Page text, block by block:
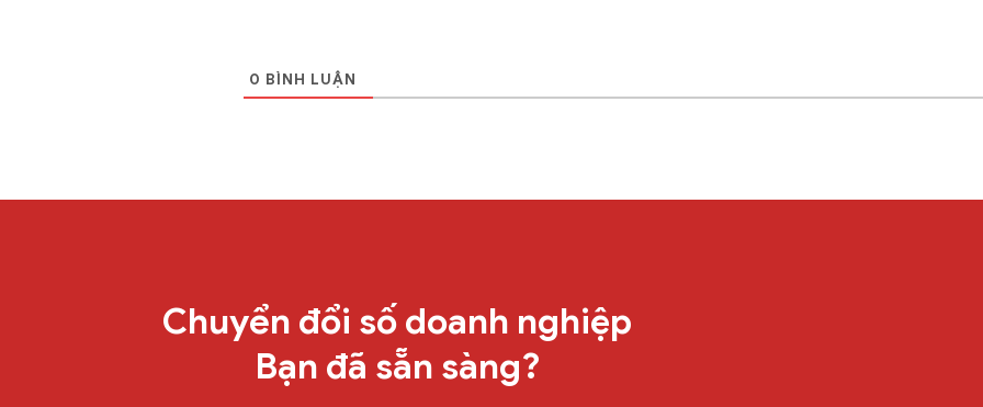
0 BÌNH LUẬN
Chuyển đổi số doanh nghiệp
Bạn đã sẵn sàng?